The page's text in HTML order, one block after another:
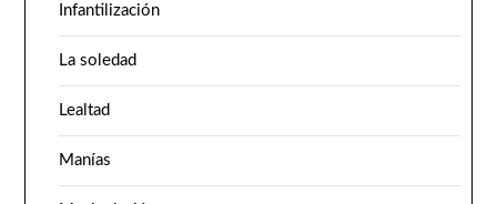
Infantilización
La soledad
Lealtad
Manías